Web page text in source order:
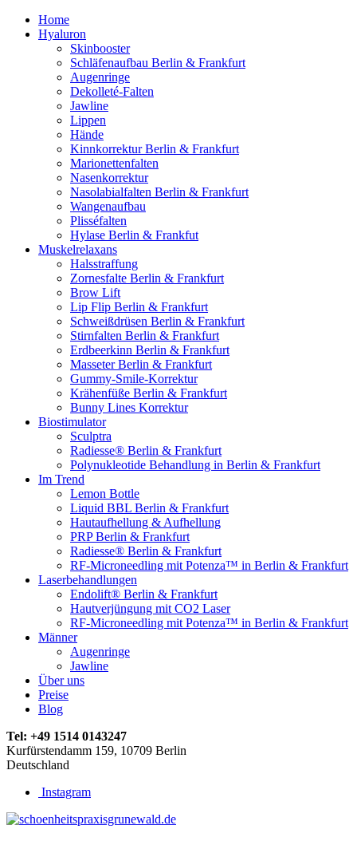
Home
Hyaluron
Skinbooster
Schläfenaufbau Berlin & Frankfurt
Augenringe
Dekolleté-Falten
Jawline
Lippen
Hände
Kinnkorrektur Berlin & Frankfurt
Marionettenfalten
Nasenkorrektur
Nasolabialfalten Berlin & Frankfurt
Wangenaufbau
Plisséfalten
Hylase Berlin & Frankfut
Muskelrelaxans
Halsstraffung
Zornesfalte Berlin & Frankfurt
Brow Lift
Lip Flip Berlin & Frankfurt
Schweißdrüsen Berlin & Frankfurt
Stirnfalten Berlin & Frankfurt
Erdbeerkinn Berlin & Frankfurt
Masseter Berlin & Frankfurt
Gummy-Smile-Korrektur
Krähenfüße Berlin & Frankfurt
Bunny Lines Korrektur
Biostimulator
Sculptra
Radiesse® Berlin & Frankfurt
Polynukleotide Behandlung in Berlin & Frankfurt
Im Trend
Lemon Bottle
Liquid BBL Berlin & Frankfurt
Hautaufhellung & Aufhellung
PRP Berlin & Frankfurt
Radiesse® Berlin & Frankfurt
RF-Microneedling mit Potenza™ in Berlin & Frankfurt
Laserbehandlungen
Endolift® Berlin & Frankfurt
Hautverjüngung mit CO2 Laser
RF-Microneedling mit Potenza™ in Berlin & Frankfurt
Männer
Augenringe
Jawline
Über uns
Preise
Blog
Tel: +49 1514 0143247
Kurfürstendamm 159, 10709 Berlin
Deutschland
Instagram